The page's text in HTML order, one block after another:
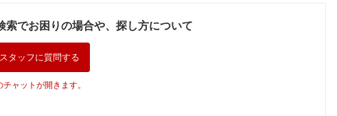
索でお困りの場合や、探し方について
タッフに質問する
ャットが開きます。